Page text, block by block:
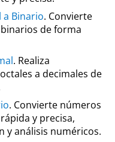
a Binario. Convierte
de forma
. Realiza
a decimales de
. Convierte números
y precisa,
y análisis numéricos.